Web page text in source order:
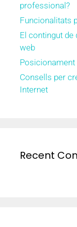
professional?
Funcionalitats
El contingut
web
Posicionament
Consells per
Internet
Recent